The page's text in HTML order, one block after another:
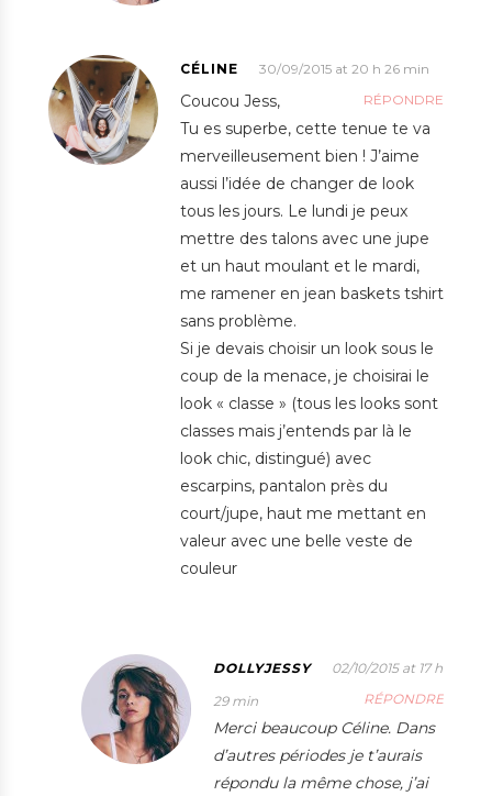
CÉLINE
30/09/2015 at 20 h 26 min
RÉPONDRE
Coucou Jess,
Tu es superbe, cette tenue te va
merveilleusement bien ! J’aime
aussi l’idée de changer de look
tous les jours. Le lundi je peux
mettre des talons avec une jupe
et un haut moulant et le mardi,
me ramener en jean baskets tshirt
sans problème.
Si je devais choisir un look sous le
coup de la menace, je choisirai le
look « classe » (tous les looks sont
classes mais j’entends par là le
look chic, distingué) avec
escarpins, pantalon près du
court/jupe, haut me mettant en
valeur avec une belle veste de
couleur
DOLLYJESSY
02/10/2015 at 17 h
29 min
RÉPONDRE
Merci beaucoup Céline. Dans
d’autres périodes je t’aurais
répondu la même chose, j’ai